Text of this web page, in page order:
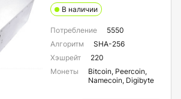
M63S+
M63S Whatsminer M63
В наличии
Потребление
5550
Алгоритм
SHA-256
Хэшрейт
220
Монеты
Bitcoin, Peercoin,
Namecoin, Digibyte